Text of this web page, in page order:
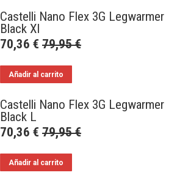
Castelli Nano Flex 3G Legwarmer
Black Xl
70,36 € 79,95€
Añadir al carrito
Castelli Nano Flex 3G Legwarmer
Black L
70,36 € 79,95€
Añadir al carrito